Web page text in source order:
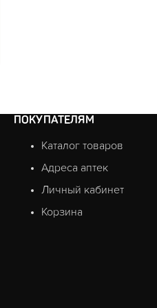
ПОКУПАТЕЛЯМ
Каталог товаров
Адреса аптек
Личный кабинет
Корзина